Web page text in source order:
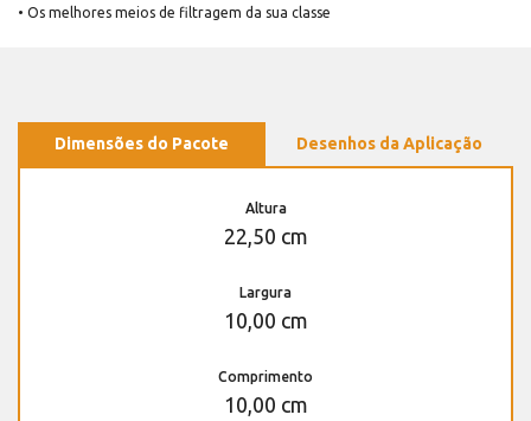
• Os melhores meios de filtragem da sua classe
Dimensões do Pacote Desenhos da Aplicação
Altura
22,50 cm
Largura
10,00 cm
Comprimento
10,00 cm